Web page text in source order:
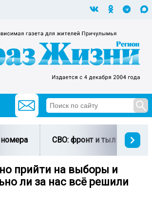
СВО: фронт и тыл
прийти на выборы и
ли за нас всё решили